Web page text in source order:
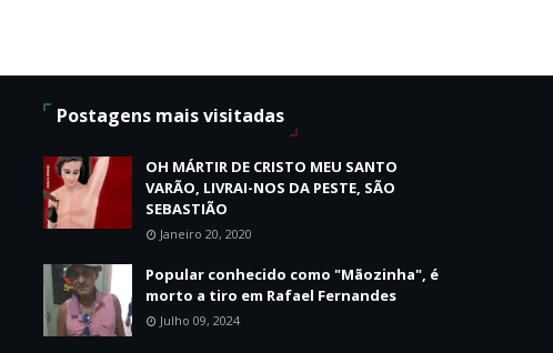
Postagens mais visitadas
OH MÁRTIR DE CRISTO MEU SANTO
VARÃO, LIVRAI-NOS DA PESTE, SÃO
SEBASTIÃO
Janeiro 20, 2020
Popular conhecido como "Mãozinha", é
morto a tiro em Rafael Fernandes
Julho 09, 2024